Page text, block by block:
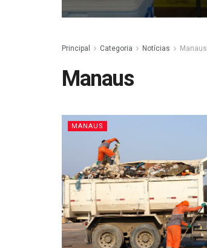
Principal Categoria Notícias Manaus
Manaus
MANAUS